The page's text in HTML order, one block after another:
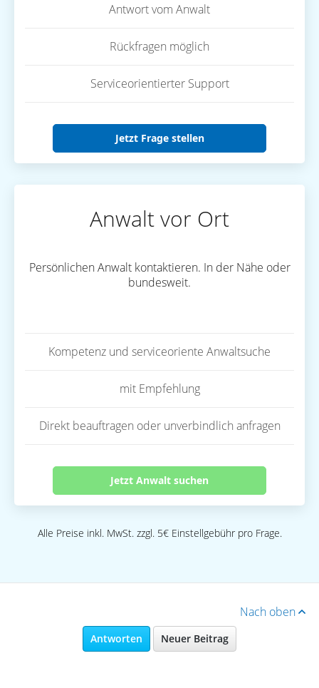
Antwort vom Anwalt
Rückfragen möglich
Serviceorientierter Support
Jetzt Frage stellen
Anwalt vor Ort
Persönlichen Anwalt kontaktieren. In der Nähe oder
bundesweit.
Kompetenz und serviceoriente Anwaltsuche
mit Empfehlung
Direkt beauftragen oder unverbindlich anfragen
Jetzt Anwalt suchen
Alle Preise inkl. MwSt. zzgl. 5€ Einstellgebühr pro Frage.
Nach oben
Antworten Neuer Beitrag